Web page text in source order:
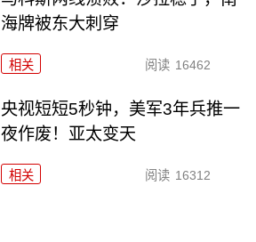
海牌被东大刺穿
相关 阅读 16462
央视短短5秒钟，美军3年兵推一
夜作废！亚太变天
相关 阅读 16312